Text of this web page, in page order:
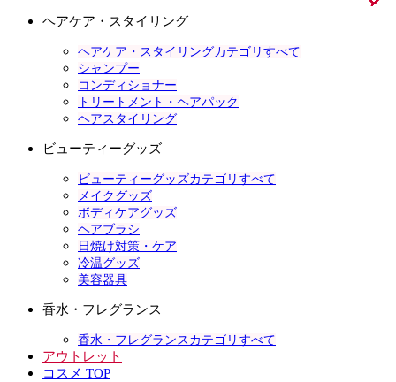
ヘアケア・スタイリング
ヘアケア・スタイリングカテゴリすべて
シャンプー
コンディショナー
トリートメント・ヘアパック
ヘアスタイリング
ビューティーグッズ
ビューティーグッズカテゴリすべて
メイクグッズ
ボディケアグッズ
ヘアブラシ
日焼け対策・ケア
冷温グッズ
美容器具
香水・フレグランス
香水・フレグランスカテゴリすべて
アウトレット
コスメ TOP